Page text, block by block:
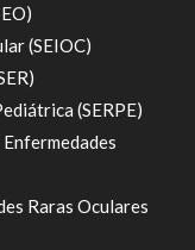
(SEIOC)
(SERPE)
Raras Oculares